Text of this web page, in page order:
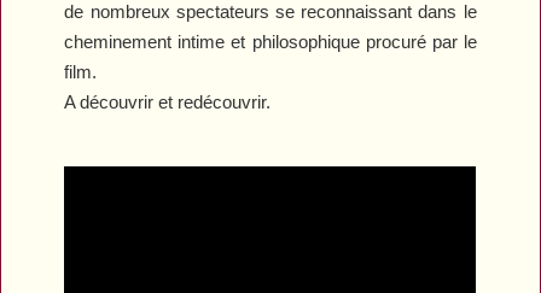
de nombreux spectateurs se reconnaissant dans le
cheminement intime et philosophique procuré par le
film.
A découvrir et redécouvrir.